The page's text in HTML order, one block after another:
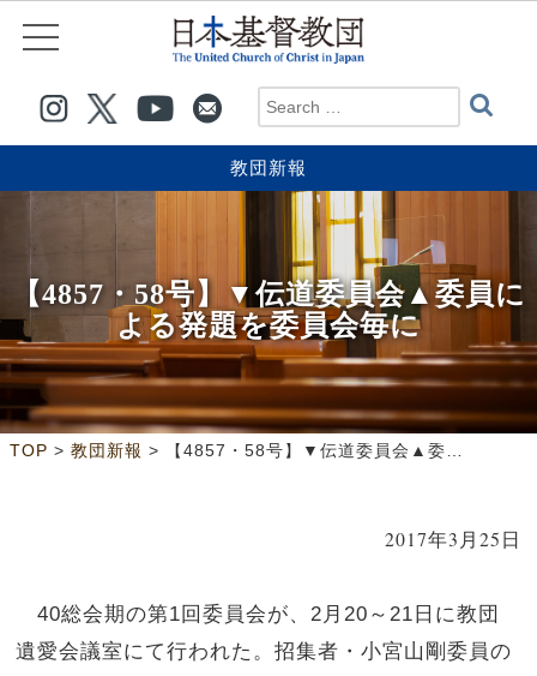
教団新報
【4857・58号】▼伝道委員会▲委員に
よる発題を委員会毎に
TOP > 教団新報 > 【4857・58号】▼伝道委員会▲委員による発題を委員会毎に
2017年3月25日
40総会期の第1回委員会が、2月20～21日に教団
遺愛会議室にて行われた。招集者・小宮山剛委員の